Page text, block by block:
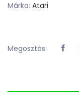
Márka: Atari
Megosztás: